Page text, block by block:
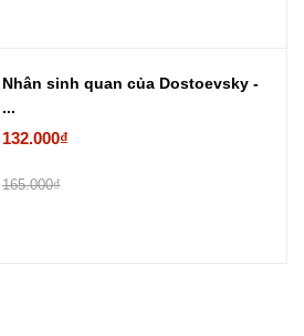
Nhân sinh quan của Dostoevsky -
...
132.000₫
165.000₫